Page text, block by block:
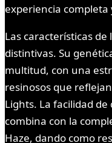
experiencia completa
Las características
distintivas. Su
multitud, con una
resinosos que
Lights. La facilidad
combina con la
Haze, dando como